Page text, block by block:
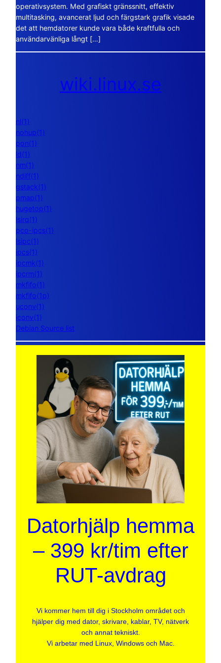
operativsystem. Med grafiskt gränssnitt, effektiv
multitasking, avancerat ljud och färgstark grafik visade
det att hemdatorer kunde vara både kraftfulla och
användarvänliga långt […]
wiki.linux.se
nl(1)
nohup(1)
pon(1)
ld(1)
nm(1)
ndiff(1)
gstack(1)
pmap(1)
hugetop(1)
lsirq(1)
pcp-ipcs(1)
lsipc(1)
ipcs(1)
ipcmk(1)
ipcrm(1)
mkfifo(1)
mkfifo(1p)
uconv(1)
iconv(1)
Debian Source list
Datorhjälp hemma
– 399 kr/tim efter
RUT-avdrag
Vi kommer hem till dig i Stockholm området och
hjälper dig med dator, skrivare, kablar, TV, nätverk
och annat tekniskt.
Vi arbetar med Linux, Windows och Mac.